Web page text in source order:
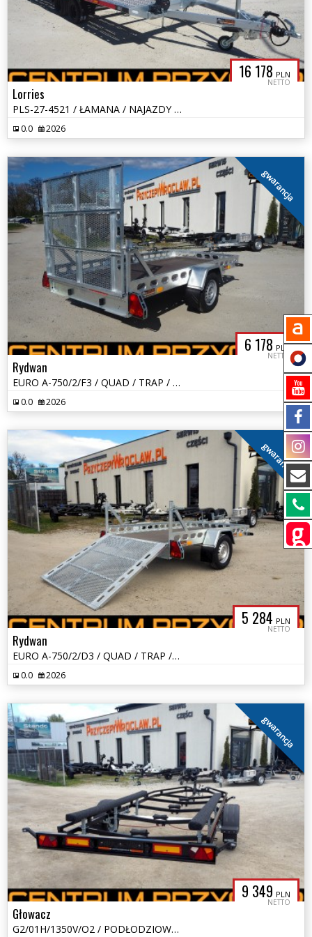
16 178 PLN
NETTO
Lorries
PLS-27-4521 / ŁAMANA / NAJAZDY / DMC: 2700 KG
0.0 2026
6 178 PLN
NETTO
gwarancja
Rydwan
EURO A-750/2/F3 / QUAD / TRAP / NOWA WERSJA
0.0 2026
5 284 PLN
NETTO
gwarancja
Rydwan
EURO A-750/2/D3 / QUAD / TRAP / NOWA WERSJA
0.0 2026
9 349 PLN
NETTO
gwarancja
Głowacz
G2/01H/1350V/O2 / PODŁODZIOWA / DMC: 1350 KG